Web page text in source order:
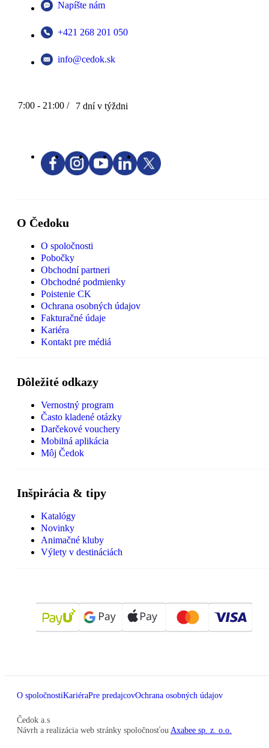
Napíšte nám
+421 268 201 050
info@cedok.sk
7:00 - 21:00 / 7 dní v týždni
O Čedoku
O spoločnosti
Pobočky
Obchodní partneri
Obchodné podmienky
Poistenie CK
Ochrana osobných údajov
Fakturačné údaje
Kariéra
Kontakt pre médiá
Dôležité odkazy
Vernostný program
Často kladené otázky
Darčekové vouchery
Mobilná aplikácia
Môj Čedok
Inšpirácia & tipy
Katalógy
Novinky
Animačné kluby
Výlety v destináciách
O spoločnostiKariéraPre predajcovOchrana osobných údajov
Čedok a.s
Návrh a realizácia web stránky spoločnosťou Axabee sp. z. o.o.